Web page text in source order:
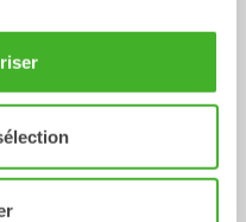
hydrauliques 2-26Tonnes